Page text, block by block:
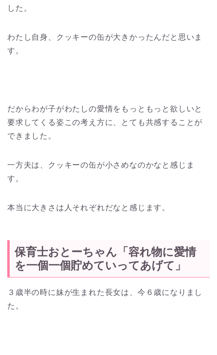
した。
わたし自身、クッキーの缶が大きかったんだと思いま
す。
だからわが子がわたしの愛情をもっともっと欲しいと
要求してくる姿この考え方に、とても共感することが
できました。
一方夫は、クッキーの缶が小さめなのかなと感じま
す。
本当に大きさは人それぞれだなと感じます。
保育士おとーちゃん「容れ物に愛情
を一個一個貯めていってあげて」
３歳半の時に妹が生まれた長女は、今６歳になりまし
た。